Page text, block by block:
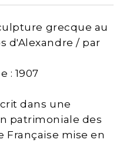
grecque au
d'Alexandre / par
: 1907
dans une
patrimoniale des
Française mise en